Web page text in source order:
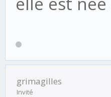
grimagilles
Invité